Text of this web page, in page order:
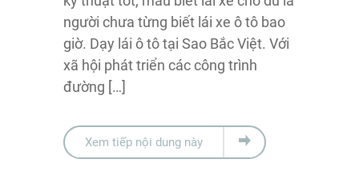
người chưa từng biết lái xe ô tô bao
giờ. Dạy lái ô tô tại Sao Bắc Việt. Với
xã hội phát triển các công trình
đường […]
Xem tiếp nội dung này